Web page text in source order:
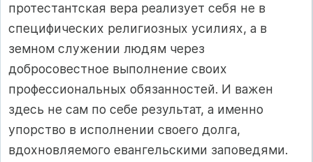
протестантская вера реализует себя не в
специфических религиозных усилиях, а в
земном служении людям через
добросовестное выполнение своих
профессиональных обязан­ностей. И важен
здесь не сам по себе результат, а именно
упорство в исполнении своего долга,
вдохновляемого евангельскими заповедя­ми.